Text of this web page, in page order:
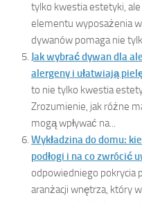
tylko kwestia estetyki,
elementu wyposażenia
dywanów pomaga nie
Jak wybrać dywan dla
alergeny i ułatwiają
to nie tylko kwestia
Zrozumienie, jak różne
mogą wpływać na...
Wykładzina do domu:
podłogi i na co zwrócić
odpowiedniego pokrycia
aranżacji wnętrza, który